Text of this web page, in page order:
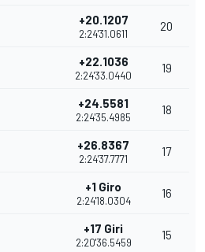
+20.1207
2:24'31.0611
20
+22.1036
2:24'33.0440
19
+24.5581
2:24'35.4985
18
+26.8367
2:24'37.7771
17
+1 Giro
2:24'18.0304
16
+17 Giri
2:20'36.5459
15